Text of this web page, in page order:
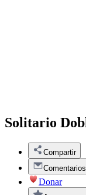
Solitario
Compartir
Comentarios
Donar